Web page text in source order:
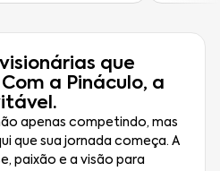
que
a Pináculo, a
apenas competindo, mas
que sua jornada começa. A
paixão e a visão para